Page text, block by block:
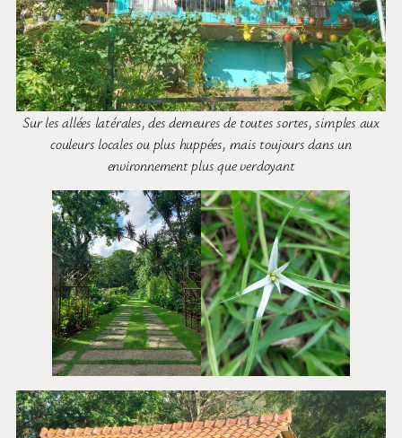
Sur les allées latérales, des demeures de toutes sortes, simples aux
couleurs locales ou plus huppées, mais toujours dans un
environnement plus que verdoyant